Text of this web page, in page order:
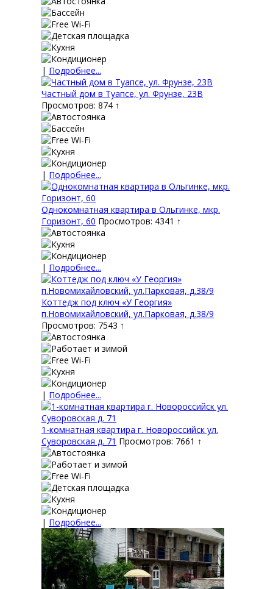
| Подробнее...
Частный дом в Туапсе, ул. Фрунзе, 23В
Просмотров: 874 ↑
| Подробнее...
Однокомнатная квартира в Ольгинке, мкр.
Горизонт, 60 Просмотров: 4341 ↑
| Подробнее...
Коттедж под ключ «У Георгия»
п.Новомихайловский, ул.Парковая, д.38/9
Просмотров: 7543 ↑
| Подробнее...
1-комнатная квартира г. Новороссийск ул.
Суворовская д. 71 Просмотров: 7661 ↑
| Подробнее...